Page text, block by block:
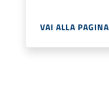
VAI ALLA PAGINA